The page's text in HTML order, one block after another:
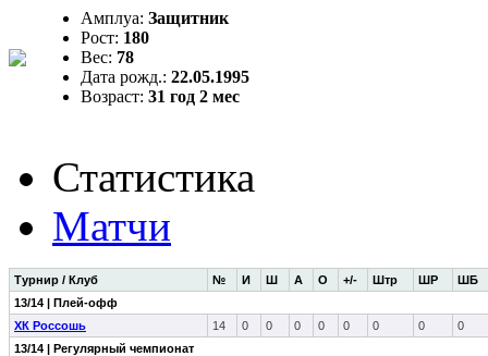
Амплуа: Защитник
Рост: 180
Вес: 78
Дата рожд.: 22.05.1995
Возраст: 31 год 2 мес
Статистика
Матчи
Турнир / Клуб № И Ш А О +/- Штр ШР ШБ
13/14 | Плей-офф
ХК Россошь
14 0 0 0 0 0 0 0
0
13/14 | Регулярный чемпионат